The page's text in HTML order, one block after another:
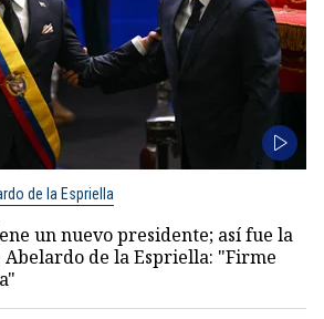
de la Espriella
un nuevo presidente; así fue la
Abelardo de la Espriella: "Firme